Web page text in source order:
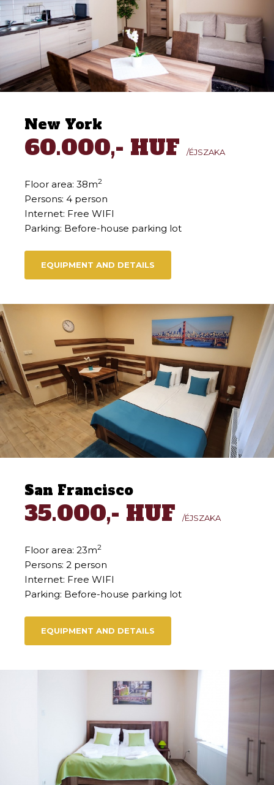
New York
60.000,- HUF/ÉJSZAKA
Floor area: 38m2
Persons: 4 person
Internet: Free WIFI
Parking: Before-house parking lot
EQUIPMENT AND DETAILS
San Francisco
35.000,- HUF/ÉJSZAKA
Floor area: 23m2
Persons: 2 person
Internet: Free WIFI
Parking: Before-house parking lot
EQUIPMENT AND DETAILS